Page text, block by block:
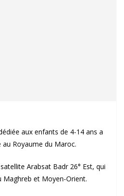
aux enfants de 4-14 ans a
Royaume du Maroc.
Arabsat Badr 26° Est, qui
Maghreb et Moyen-Orient.